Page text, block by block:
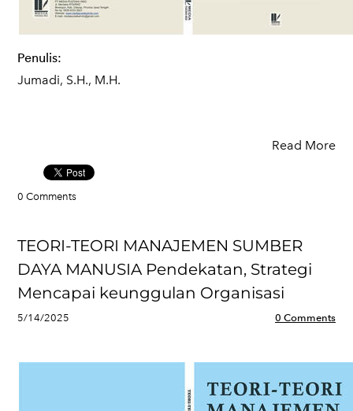
Penulis:
Jumadi, S.H., M.H.
Read More
0 Comments
TEORI-TEORI MANAJEMEN SUMBER
DAYA MANUSIA Pendekatan, Strategi
Mencapai keunggulan Organisasi
5/14/2025 0 Comments